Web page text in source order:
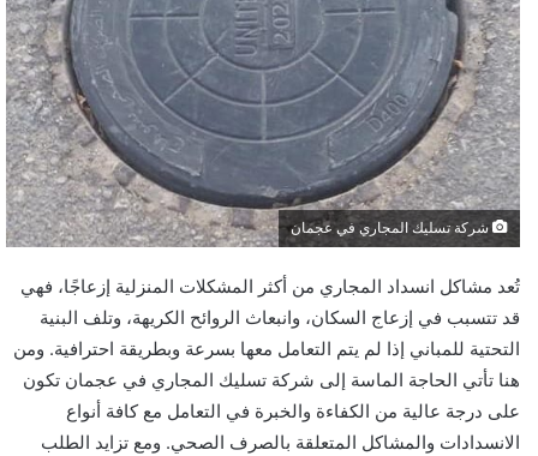
شركة تسليك المجاري في عجمان
تُعد مشاكل انسداد المجاري من أكثر المشكلات المنزلية إزعاجًا، فهي
قد تتسبب في إزعاج السكان، وانبعاث الروائح الكريهة، وتلف البنية
التحتية للمباني إذا لم يتم التعامل معها بسرعة وبطريقة احترافية. ومن
هنا تأتي الحاجة الماسة إلى شركة تسليك المجاري في عجمان تكون
على درجة عالية من الكفاءة والخبرة في التعامل مع كافة أنواع
الانسدادات والمشاكل المتعلقة بالصرف الصحي. ومع تزايد الطلب